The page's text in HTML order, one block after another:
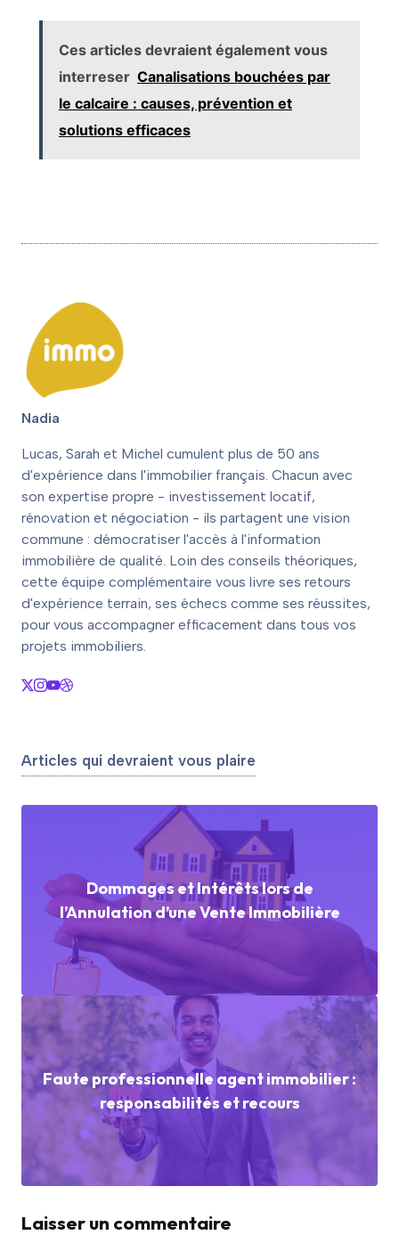
Ces articles devraient également vous
interreser Canalisations bouchées par
le calcaire : causes, prévention et
solutions efficaces
Nadia
Lucas, Sarah et Michel cumulent plus de 50 ans
d'expérience dans l'immobilier français. Chacun avec
son expertise propre - investissement locatif,
rénovation et négociation - ils partagent une vision
commune : démocratiser l'accès à l'information
immobilière de qualité. Loin des conseils théoriques,
cette équipe complémentaire vous livre ses retours
d'expérience terrain, ses échecs comme ses réussites,
pour vous accompagner efficacement dans tous vos
projets immobiliers.
Articles qui devraient vous plaire
Dommages et Intérêts lors de
l’Annulation d’une Vente Immobilière
Faute professionnelle agent immobilier :
responsabilités et recours
Laisser un commentaire